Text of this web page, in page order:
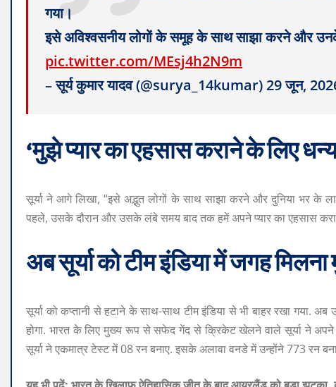
गया।
इसे अविश्वसनीय लोगों के समूह के साथ साझा करने और
pic.twitter.com/MEsj4h2N9m
– सूर्य कुमार यादव (@surya_14kumar) 29 जून,
‘मुझे प्यार का एहसास कराने के लिए
सूर्या ने आगे लिखा, “इसे अद्भुत लोगों के साथ साझा करने और दुनिया भर के
पहले, उसके दौरान और उसके लंबे समय बाद तक हमें अपने प्यार का एहसास
अब सूर्या को टीम इंडिया में जगह
सूर्या को कप्तानी से हटाने के साथ-साथ टीम इंडिया से भी बाहर रखा गया.
होगा. भारत के लिए मुख्य रूप से सफेद गेंद से क्रिकेट खेलने वाले सूर्या ने
सूर्या ने एकमात्र टेस्ट में 08 रन बनाए. इसके अलावा वनडे में उन्होंने 773 रन